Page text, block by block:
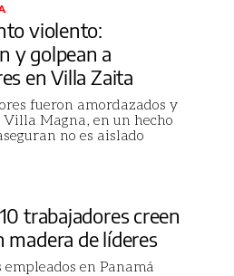
violento:
y golpean a
en Villa Zaita
fueron amordazados y
Villa Magna, en un hecho
no es aislado
trabajadores creen
madera de líderes
empleados en Panamá